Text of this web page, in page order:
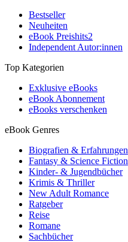
Bestseller
Neuheiten
eBook Preishits2
Independent Autor:innen
Top Kategorien
Exklusive eBooks
eBook Abonnement
eBooks verschenken
eBook Genres
Biografien & Erfahrungen
Fantasy & Science Fiction
Kinder- & Jugendbücher
Krimis & Thriller
New Adult Romance
Ratgeber
Reise
Romane
Sachbücher